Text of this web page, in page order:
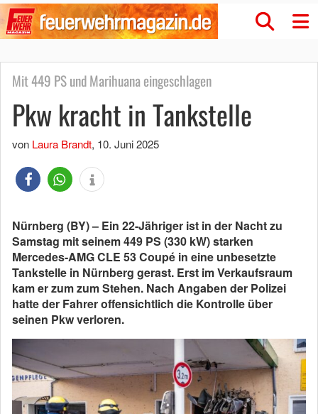
Mit 449 PS und Marihuana eingeschlagen
Pkw kracht in Tankstelle
von Laura Brandt, 10. Juni 2025
Nürnberg (BY) – Ein 22-Jähriger ist in der Nacht zu
Samstag mit seinem 449 PS (330 kW) starken
Mercedes-AMG CLE 53 Coupé in eine unbesetzte
Tankstelle in Nürnberg gerast. Erst im Verkaufsraum
kam er zum zum Stehen. Nach Angaben der Polizei
hatte der Fahrer offensichtlich die Kontrolle über
seinen Pkw verloren.